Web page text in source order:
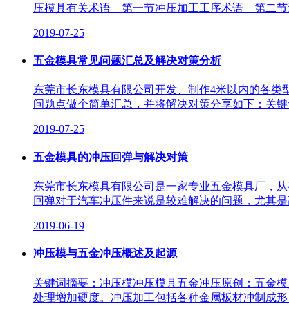
压模具有关术语 第一节冲压加工工序术语 第二节
2019-07-25
五金模具常见问题汇总及解决对策分析
东莞市长东模具有限公司开发、制作4米以内的各
问题点做个简单汇总，并将解决对策分享如下：关
2019-07-25
五金模具的冲压回弹与解决对策
东莞市长东模具有限公司是一家专业五金模具厂，
回弹对于汽车冲压件来说是较难解决的问题，尤其
2019-06-19
冲压模与五金冲压概述及起源
关键词摘要：冲压模冲压模具五金冲压原创：五金
处理增加硬度。冲压加工包括各种金属板材冲制成